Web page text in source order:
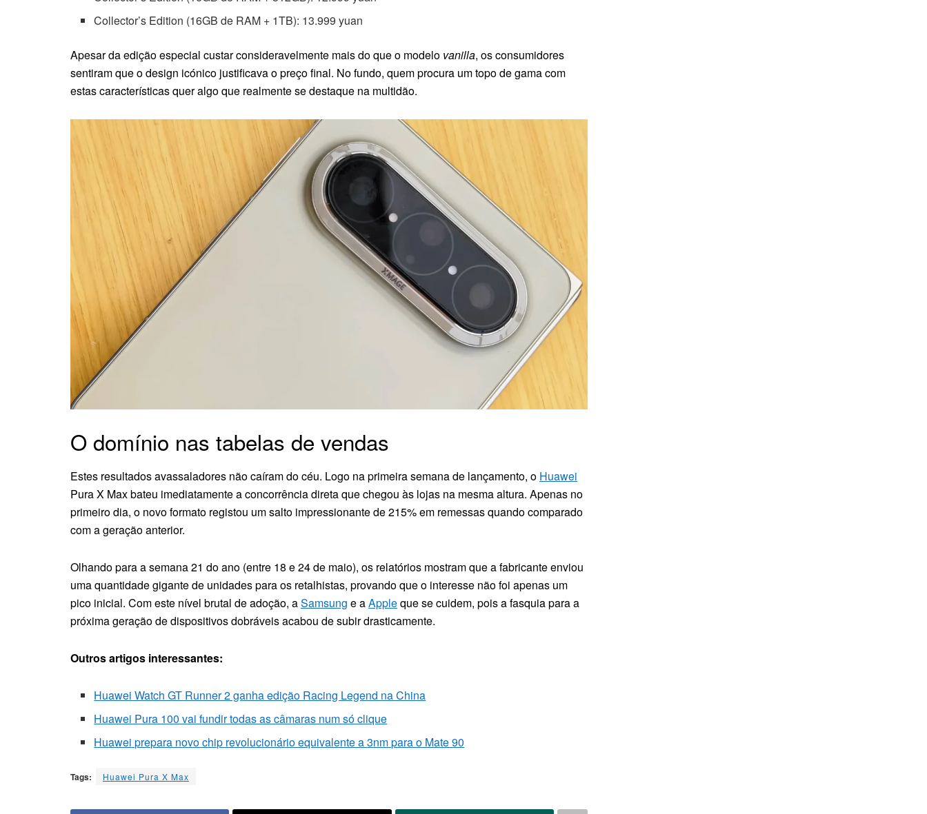
Collector’s Edition (16GB de RAM + 1TB): 13.999 yuan
Apesar da edição especial custar consideravelmente mais do que o modelo vanilla, os consumidores
sentiram que o design icónico justificava o preço final. No fundo, quem procura um topo de gama com
estas características quer algo que realmente se destaque na multidão.
O domínio nas tabelas de vendas
Estes resultados avassaladores não caíram do céu. Logo na primeira semana de lançamento, o Huawei
Pura X Max bateu imediatamente a concorrência direta que chegou às lojas na mesma altura. Apenas no
primeiro dia, o novo formato registou um salto impressionante de 215% em remessas quando comparado
com a geração anterior.
Olhando para a semana 21 do ano (entre 18 e 24 de maio), os relatórios mostram que a fabricante enviou
uma quantidade gigante de unidades para os retalhistas, provando que o interesse não foi apenas um
pico inicial. Com este nível brutal de adoção, aSamsung e aAppleque se cuidem, pois a fasquia para a
próxima geração de dispositivos dobráveis acabou de subir drasticamente.
Outros artigos interessantes:
Huawei Watch GT Runner 2 ganha edição Racing Legend na China
Huawei Pura 100 vai fundir todas as câmaras num só clique
Huawei prepara novo chip revolucionário equivalente a 3nm para o Mate 90
Tags: Huawei Pura X Max